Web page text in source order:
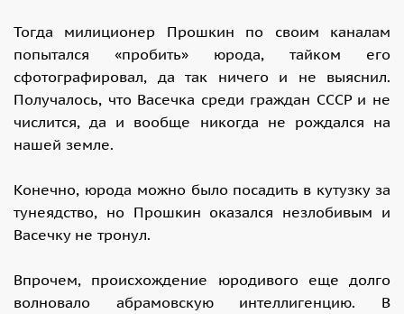
Тогда милиционер Прошкин по своим каналам
попытался «пробить» юрода, тайком его
сфотографировал, да так ничего и не выяснил.
Получалось, что Васечка среди граждан СССР и не
числится, да и вообще никогда не рождался на
нашей земле.
Конечно, юрода можно было посадить в кутузку за
тунеядство, но Прошкин оказался незлобивым и
Васечку не тронул.
Впрочем, происхождение юродивого еще долго
волновало абрамовскую интеллигенцию. В